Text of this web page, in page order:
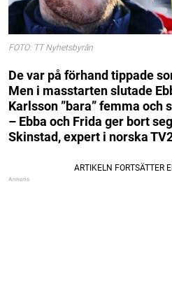
FOTO: TT Nyhetsbyrån
De var på förhand tippade
Men i masstarten slutade
Karlsson ”bara” femma och
– Ebba och Frida ger bort
Skinstad, expert i norska